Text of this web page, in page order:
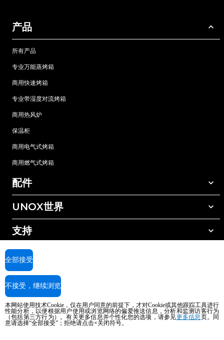
产品
所有产品
专业万能蒸烤箱
商用快速烤箱
专业带湿度对流烤箱
商用热风炉
保温柜
商用电气式烤箱
商用燃气式烤箱
配件
所有配件
手动清洗清洁剂
树脂过滤水处理
反渗透水处理
UNOX世界
我们在全球的办事处
支持
UNOX质保
查找经销商
查找服务中心
版权所有2026 UNOX SpA保留所有权利。Reg.Imp.Padova n°04230750285 -
REA Padova 372835 - Cap.Soc.5.000.000€iv - 增值税/税号04230750285 - IT
WEEE Reg. No. IT08020000000377
AI Content Disclaimer
本网站使用技术Cookie，仅在用户同意的前提下，才对Cookie或其他跟踪工具进行
性能分析，以便根据用户使用或浏览网络的偏爱推送信息，分析和监测访客行为
（包括第三方行为）。有关更多信息并个性化您的选项，请参见更多信息页。同
意请选择“全部接受”；拒绝请点击×关闭符号。
全部接受
不接受，继续浏览